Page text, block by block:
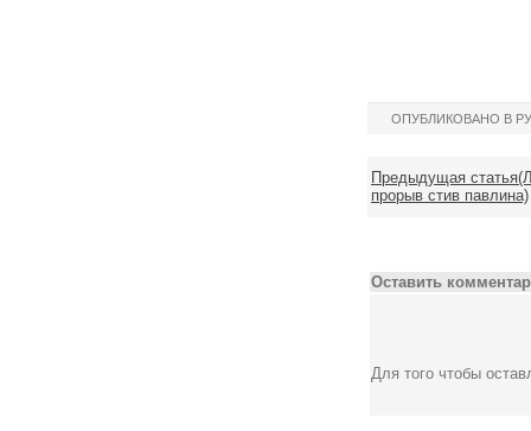
ОПУБЛИКОВАНО В
Предыдущая
прорыв стив павлина)
Оставить
Для того чтобы